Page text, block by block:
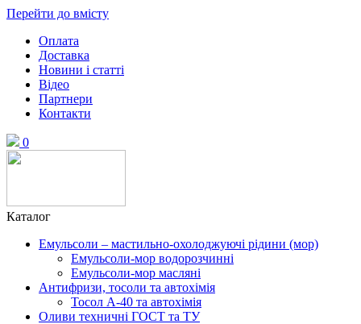
Перейти до вмісту
Оплата
Доставка
Новини і статті
Відео
Партнери
Контакти
0
Каталог
Емульсоли – мастильно-охолоджуючі рідини (мор)
Емульсоли-мор водорозчинні
Емульсоли-мор масляні
Антифризи, тосоли та автохімія
Тосол А-40 та автохімія
Оливи техничні ГОСТ та ТУ